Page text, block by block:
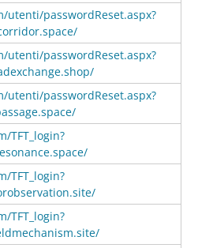
utenti/passwordReset.aspx?
utenti/passwordReset.aspx?
utenti/passwordReset.aspx?
TFT_login?
TFT_login?
TFT_login?